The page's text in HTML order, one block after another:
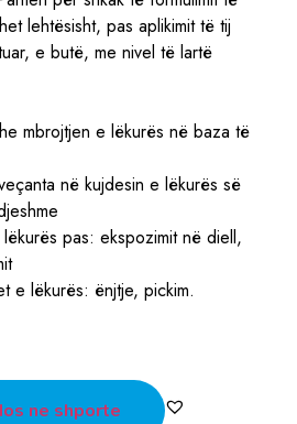
lehtësisht, pas aplikimit të tij
e butë, me nivel të lartë
mbrojtjen e lëkurës në baza të
në kujdesin e lëkurës së
pas: ekspozimit në diell,
e lëkurës: ënjtje, pickim.
ne shporte